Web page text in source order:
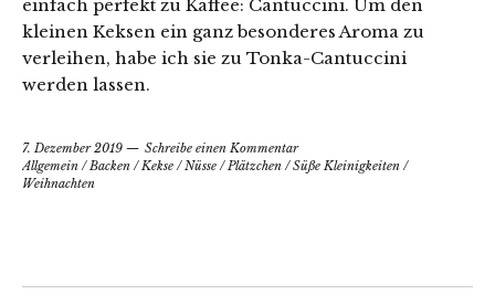
einfach perfekt zu Kaffee: Cantuccini. Um den
kleinen Keksen ein ganz besonderes Aroma zu
verleihen, habe ich sie zu Tonka-Cantuccini
werden lassen.
7. Dezember 2019
Schreibe einen Kommentar
Allgemein /Backen /Kekse /Nüsse /Plätzchen /Süße Kleinigkeiten /
Weihnachten